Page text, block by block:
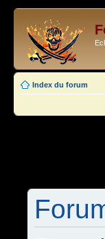
Index du forum